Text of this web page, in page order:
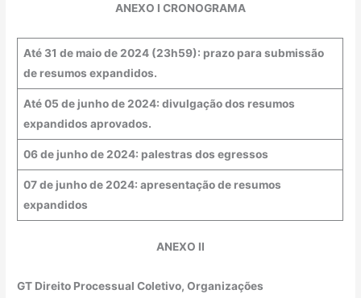
ANEXO I CRONOGRAMA
Até 31 de maio de 2024 (23h59): prazo para submissão
de resumos expandidos.
Até 05 de junho de 2024: divulgação dos resumos
expandidos aprovados.
06 de junho de 2024: palestras dos egressos
07 de junho de 2024: apresentação de resumos
expandidos
ANEXO II
GT Direito Processual Coletivo, Organizações